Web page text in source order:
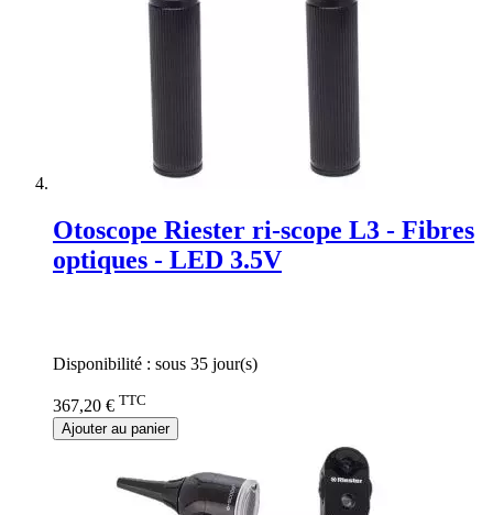
Otoscope Riester ri-scope L3 - Fibres
optiques - LED 3.5V
Disponibilité : sous 35 jour(s)
367,20 € TTC
Ajouter au panier